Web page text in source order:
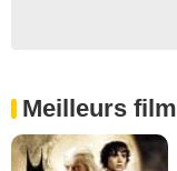
Meilleurs